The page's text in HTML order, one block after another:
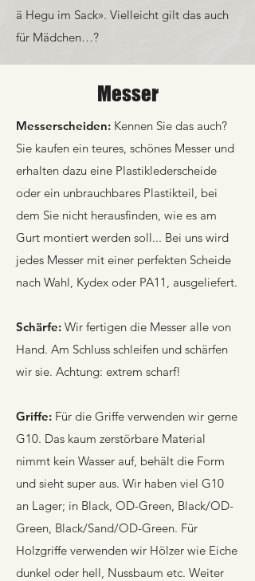
ä Hegu im Sack». Vielleicht gilt das auch
für Mädchen…?
Messer
Messerscheiden: Kennen Sie das auch?
Sie kaufen ein teures, schönes Messer und
erhalten dazu eine Plastiklederscheide
oder ein unbrauchbares Plastikteil, bei
dem Sie nicht herausfinden, wie es am
Gurt montiert werden soll... Bei uns wird
jedes Messer mit einer perfekten Scheide
nach Wahl, Kydex oder PA11, ausgeliefert.
Schärfe: Wir fertigen die Messer alle von
Hand. Am Schluss schleifen und schärfen
wir sie. Achtung: extrem scharf!
Griffe: Für die Griffe verwenden wir gerne
G10. Das kaum zerstörbare Material
nimmt kein Wasser auf, behält die Form
und sieht super aus. Wir haben viel G10
an Lager; in Black, OD-Green, Black/OD-
Green, Black/Sand/OD-Green. Für
Holzgriffe verwenden wir Hölzer wie Eiche
dunkel oder hell, Nussbaum etc. Weiter